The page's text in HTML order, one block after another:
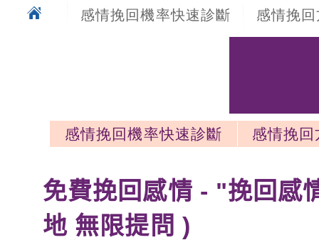
感情挽回機率快速診斷 感情挽
感情挽回機率快速診斷
感情挽
免費挽回感情 - "挽回感
地 無限提問 )